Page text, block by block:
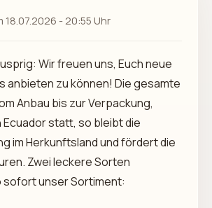
18.07.2026 - 20:55 Uhr
Wir freuen uns, Euch neue
anbieten zu können! Die gesamte
Anbau bis zur Verpackung,
statt, so bleibt die
im Herkunftsland und fördert die
Zwei leckere Sorten
sofort unser Sortiment: